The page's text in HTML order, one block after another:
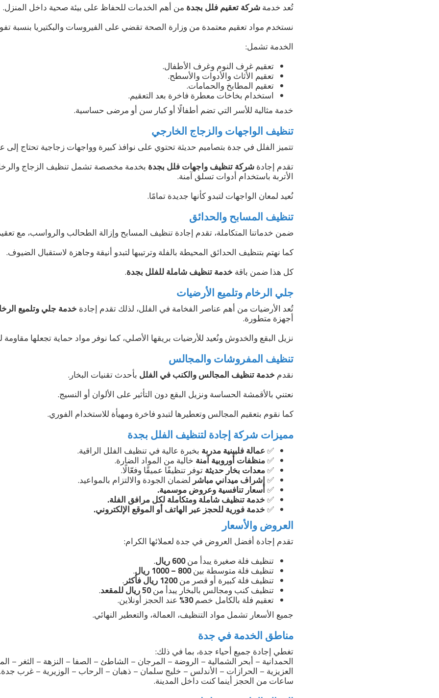
تُعد خدمة شركة تعقيم فلل بجدة من أهم الخدمات للحفاظ على بيئة صحية داخل المنزل.
نستخدم مواد تعقيم معتمدة من وزارة الصحة تقضي على الفيروسات والبكتيريا بنسبة تفوق
الخدمة تشمل:
تعقيم غرف النوم وغرف الأطفال.
تعقيم الأثاث والأدوات والأسطح.
تعقيم المطابخ والحمامات.
استخدام بخاخات معطرة فاخرة بعد التعقيم.
خدمة مثالية للأسر التي تضم أطفالًا أو كبار سن أو مرضى حساسية.
تنظيف الواجهات والزجاج الخارجي
تتميز الفلل في جدة بتصاميم حديثة تحتوي على نوافذ كبيرة وواجهات زجاجية تحتاج إلى
تقدم إجادة شركة تنظيف واجهات فلل بجدة بخدمة مخصصة تشمل تنظيف الزجاج
الأتربة باستخدام أدوات تسلق آمنة.
نُعيد لمعان الواجهات لتبدو كأنها جديدة تمامًا.
تنظيف المسابح والحدائق
ضمن خدماتنا المتكاملة، تقدم إجادة تنظيف المسابح وإزالة الطحالب والرواسب، مع
كما نهتم بتنظيف الحدائق المحيطة بالفلة وترتيبها لتبدو أنيقة وجاهزة لاستقبال الضيوف.
كل هذا ضمن باقة خدمة تنظيف شاملة للفلل بجدة.
جلي الرخام وتلميع الأرضيات
تُعد الأرضيات من أهم عناصر الفخامة في الفلل، لذلك تقدم إجادة خدمة جلي وتلميع
أجهزة متطورة.
نزيل البقع والخدوش ونُعيد للأرضيات بريقها الأصلي، كما نوفر مواد حماية تجعلها
تنظيف المفروشات والمجالس
نقدم خدمة تنظيف المجالس والكنب في الفلل بأحدث تقنيات البخار.
نعتني بالأقمشة الحساسة ونزيل البقع دون التأثير على الألوان أو النسيج.
كما نقوم بتعقيم المجالس وتعطيرها لتبدو فاخرة ومهيأة للاستخدام الفوري.
مميزات شركة إجادة لتنظيف الفلل بجدة
✅عمالة فلبينية مدربة بخبرة عالية في تنظيف الفلل الراقية.
✅منظفات أوروبية آمنة خالية من المواد الضارة.
✅معدات بخار حديثة توفر تنظيفًا عميقًا وفعّالًا.
✅ إشراف ميداني مباشر لضمان الجودة والالتزام بالمواعيد.
✅أسعار تنافسية وعروض موسمية.
✅ خدمة تنظيف شاملة ومتكاملة لكل مرافق الفلة.
✅ خدمة فورية للحجز عبر الهاتف أو الموقع الإلكتروني.
العروض والأسعار
تقدم إجادة أفضل العروض في جدة لعملائها الكرام:
تنظيف فلة صغيرة يبدأ من600 ريال
.
تنظيف فلة متوسطة بين800 – 1000 ريال
.
تنظيف فلة كبيرة أو قصر من1200 ريال فأكثر
.
تنظيف كنب ومجالس بالبخار يبدأ من50 ريال للمقعد
.
تعقيم فلة بالكامل خصم30%
عند الحجز أونلاين.
جميع الأسعار تشمل مواد التنظيف، العمالة، والتعطير النهائي.
مناطق الخدمة في جدة
تغطي إجادة جميع أحياء جدة، بما في ذلك:
الحمدانية – أبحر الشمالية – الروضة – المرجان – الشاطئ – الصفا – النزهة – الثغر –
العزيزية – الحرازات – الأندلس – خليج سلمان – ذهبان – الرحاب – الوزيرية – غرب
ساعات من الحجز أينما كنت داخل المدينة.